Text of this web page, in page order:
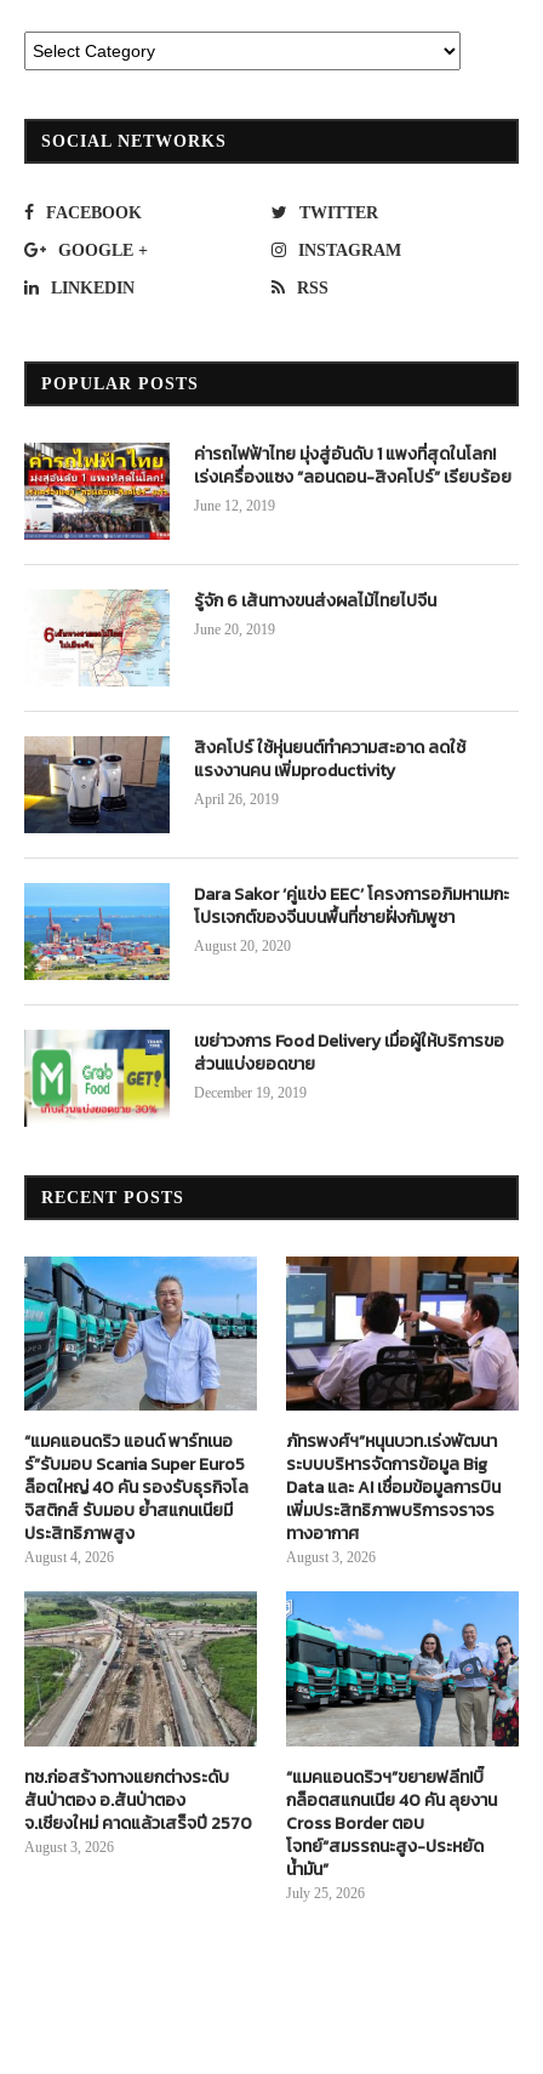
SOCIAL NETWORKS
FACEBOOK TWITTER
GOOGLE + INSTAGRAM
LINKEDIN RSS
POPULAR POSTS
ค่ารถไฟฟ้าไทย มุ่งสู่อันดับ 1 แพงที่สุดในโลก!
เร่งเครื่องแซง “ลอนดอน-สิงคโปร์” เรียบร้อย
June 12, 2019
รู้จัก 6 เส้นทางขนส่งผลไม้ไทยไปจีน
June 20, 2019
สิงคโปร์ ใช้หุ่นยนต์ทำความสะอาด ลดใช้
แรงงานคน เพิ่มproductivity
April 26, 2019
Dara Sakor ‘คู่แข่ง EEC’ โครงการอภิมหาเมกะ
โปรเจกต์ของจีนบนพื้นที่ชายฝั่งกัมพูชา
August 20, 2020
เขย่าวงการ Food Delivery เมื่อผู้ให้บริการขอ
ส่วนแบ่งยอดขาย
December 19, 2019
RECENT POSTS
“แมคแอนดริว แอนด์ พาร์ทเนอ
ร์”รับมอบ Scania Super Euro5
ล็อตใหญ่ 40 คัน รองรับธุรกิจโล
จิสติกส์ รับมอบ ย้ำสแกนเนียมี
ประสิทธิภาพสูง
August 4, 2026
ภัทรพงศ์ฯ”หนุนบวท.เร่งพัฒนา
ระบบบริหารจัดการข้อมูล Big
Data และ AI เชื่อมข้อมูลการบิน
เพิ่มประสิทธิภาพบริการจราจร
ทางอากาศ
August 3, 2026
ทช.ก่อสร้างทางแยกต่างระดับ
สันป่าตอง อ.สันป่าตอง
จ.เชียงใหม่ คาดแล้วเสร็จปี 2570
August 3, 2026
“แมคแอนดริวฯ”ขยายฟลีท!บิ๊
กล็อตสแกนเนีย 40 คัน ลุยงาน
Cross Border ตอบ
โจทย์“สมรรถนะสูง-ประหยัด
น้ำมัน”
July 25, 2026